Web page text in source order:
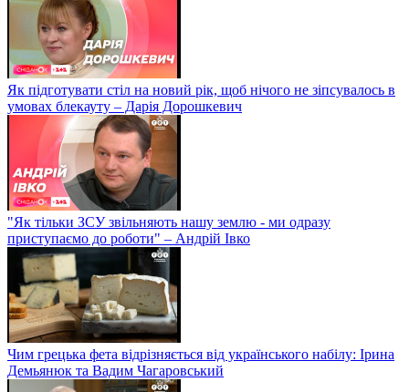
Як підготувати стіл на новий рік, щоб нічого не зіпсувалось в
умовах блекауту – Дарія Дорошкевич
"Як тільки ЗСУ звільняють нашу землю - ми одразу
приступаємо до роботи" – Андрій Івко
Чим грецька фета відрізняється від українського набілу: Ірина
Демьянюк та Вадим Чагаровський